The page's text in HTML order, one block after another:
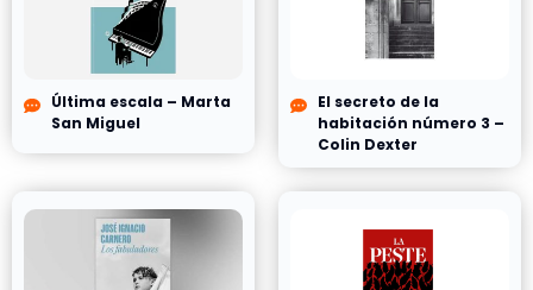
Última escala – Marta
San Miguel
El secreto de la
habitación número 3 –
Colin Dexter